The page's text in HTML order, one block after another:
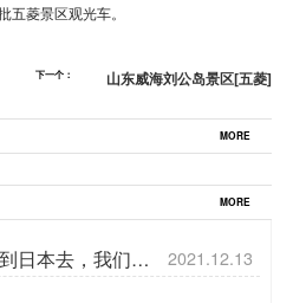
菱景区观光车。
下一个： 山东威海刘公岛景区[五菱]
MORE
MORE
日本去，我们又 2021.12.13